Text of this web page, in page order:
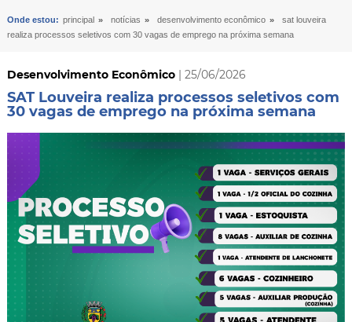
Onde estou: principal » notícias » desenvolvimento econômico »
sat louveira
realiza processos seletivos com 30 vagas de emprego na próxima semana
Desenvolvimento Econômico| 25/06/2026
SAT Louveira realiza processos seletivos com
30 vagas de emprego na próxima semana